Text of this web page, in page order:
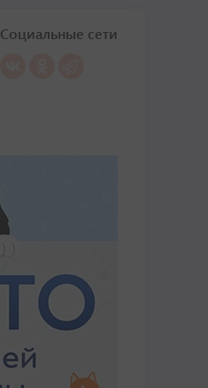
Социальные сети